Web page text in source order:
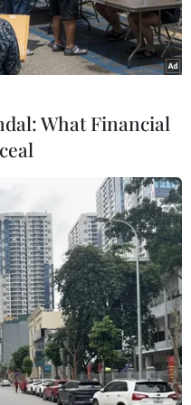
(Nguồn: The Car Guide)
ôtô đa quốc gia
Quốc) cho biết
máy sản xuất pin ôtô
What Financial